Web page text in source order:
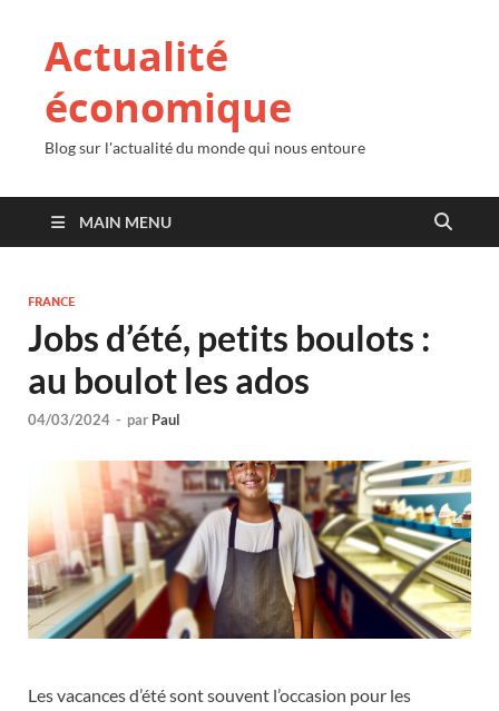
Actualité
économique
Blog sur l'actualité du monde qui nous entoure
MAIN MENU
FRANCE
Jobs d’été, petits boulots :
au boulot les ados
04/03/2024 - par Paul
Les vacances d’été sont souvent l’occasion pour les